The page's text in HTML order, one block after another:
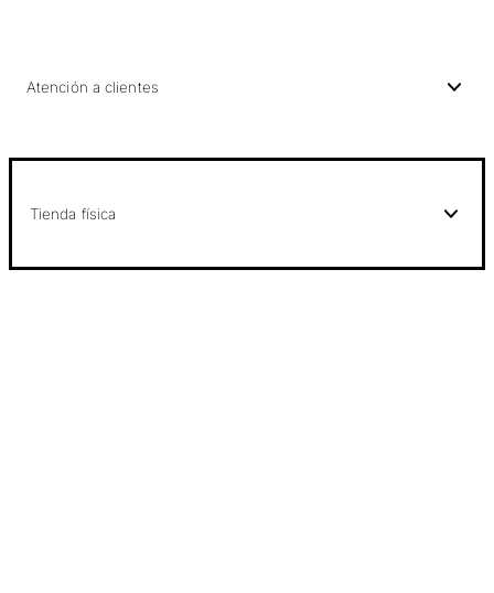
Atención a clientes
Tienda física